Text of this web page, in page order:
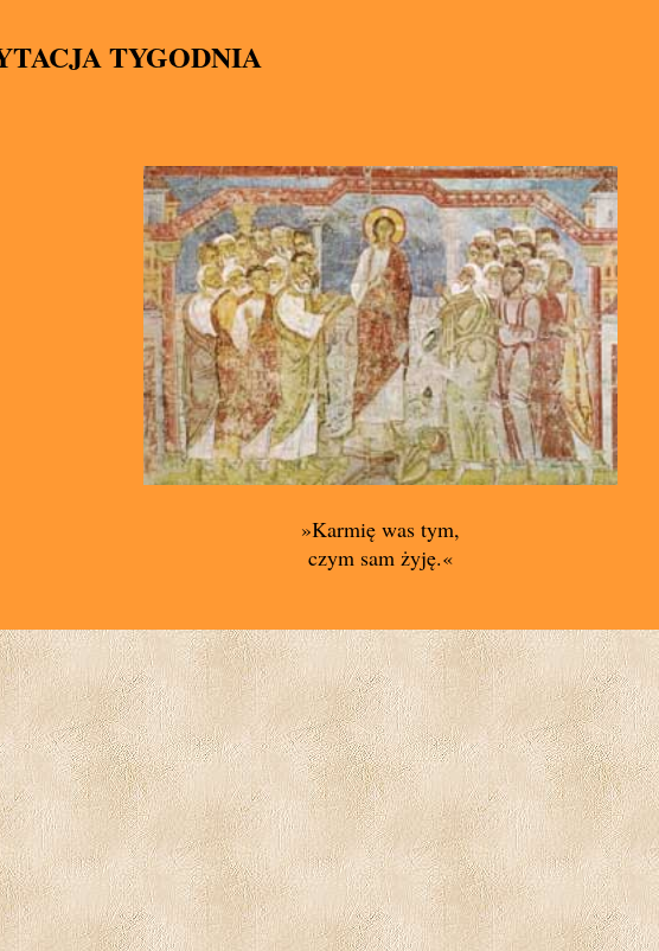
TYGODNIA
»Karmię was tym,
czym sam żyję.«